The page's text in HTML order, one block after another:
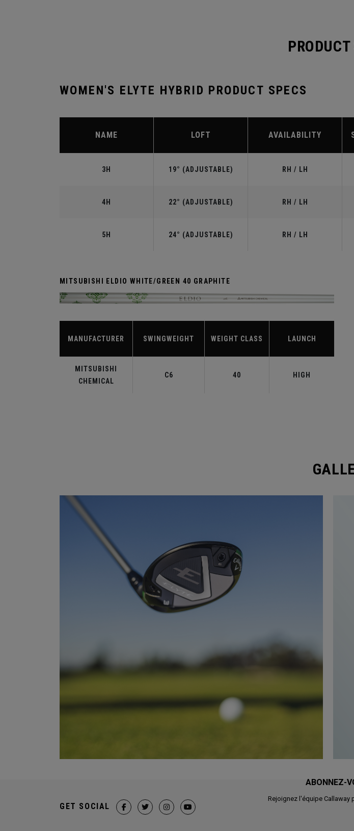
WOMEN'S ELYTE HYBRID PRODUCT SPECS
NAME LOFT AVAILABILITY
3H 19° (ADJUSTABLE) RH / LH
4H 22° (ADJUSTABLE) RH / LH
5H 24° (ADJUSTABLE) RH / LH
MITSUBISHI ELDIO WHITE/GREEN 40 GRAPHITE
MANUFACTURER SWINGWEIGHT WEIGHT CLASS LAUNCH
MITSUBISHI
CHEMICAL
C6 40 HIGH
ABONNEZ-
Rejoignez l'équipe Callaway
GET SOCIAL